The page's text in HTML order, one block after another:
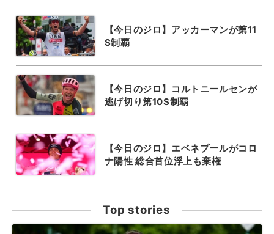
【今日のジロ】アッカーマンが第11
S制覇
【今日のジロ】コルトニールセンが
逃げ切り第10S制覇
【今日のジロ】エベネプールがコロ
ナ陽性 総合首位浮上も棄権
Top stories